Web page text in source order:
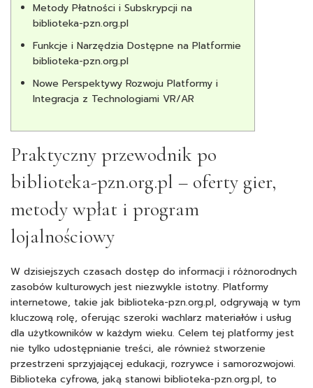
Metody Płatności i Subskrypcji na
biblioteka-pzn.org.pl
Funkcje i Narzędzia Dostępne na Platformie
biblioteka-pzn.org.pl
Nowe Perspektywy Rozwoju Platformy i
Integracja z Technologiami VR/AR
Praktyczny przewodnik po
biblioteka-pzn.org.pl – oferty gier,
metody wpłat i program
lojalnościowy
W dzisiejszych czasach dostęp do informacji i różnorodnych
zasobów kulturowych jest niezwykle istotny. Platformy
internetowe, takie jak biblioteka-pzn.org.pl, odgrywają w tym
kluczową rolę, oferując szeroki wachlarz materiałów i usług
dla użytkowników w każdym wieku. Celem tej platformy jest
nie tylko udostępnianie treści, ale również stworzenie
przestrzeni sprzyjającej edukacji, rozrywce i samorozwojowi.
Biblioteka cyfrowa, jaką stanowi biblioteka-pzn.org.pl, to